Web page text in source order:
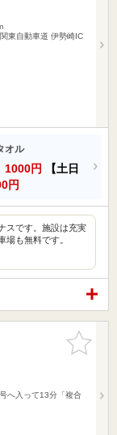
東自動車道 伊勢崎IC
オル
1000円
【土日
円
スです。施設は充実
場も無料です。
お気に入
りに追加
へ入って13分「複合